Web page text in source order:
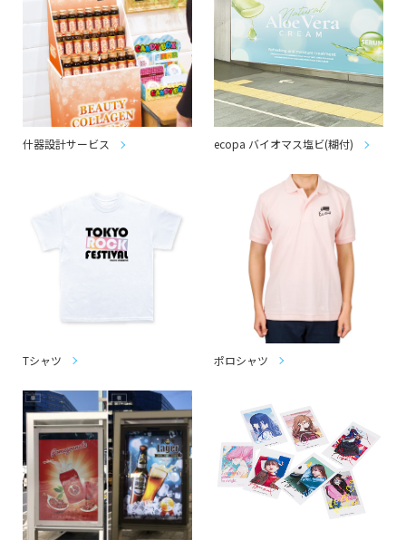
什器設計サービス ecopa バイオマス塩ビ(糊付)
Tシャツ ポロシャツ